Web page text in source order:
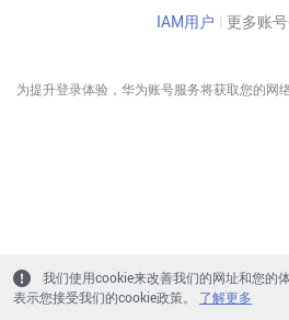
IAM用户 | 更多账
为提升登录体验，华为账号服务将获取您的网
我们使用cookie来改善我们的网址和您的
表示您接受我们的cookie政策。
了解更多